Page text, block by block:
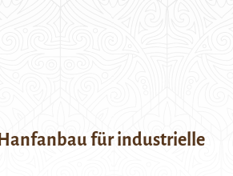
für industrielle